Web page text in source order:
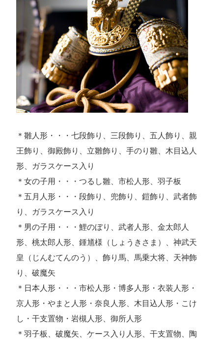
＊雛人形・・・七段飾り、三段飾り、五人飾り、親
王飾り、御殿飾り、立雛飾り、手のり雛、木目込人
形、ガラスケース入り
＊女の子用・・・つるし雛、市松人形、羽子板
＊五月人形・・・段飾り、兜飾り、鎧飾り、武者飾
り、ガラスケース入り
＊男の子用・・・鯉のぼり、武者人形、金太郎人
形、桃太郎人形、鍾馗様（しょうきさま）、神武天
皇（じんむてんのう）、飾り馬、馬乗大将、天神飾
り、破魔矢
＊日本人形・・・市松人形・博多人形・衣装人形・
京人形・やまと人形・奈良人形、木目込人形・こけ
し・干支置物・岩槻人形、御所人形
＊羽子板、破魔矢、ケース入り人形、干支置物、陶